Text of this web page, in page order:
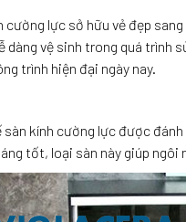
cường lực sở hữu vẻ đẹp
dàng vệ sinh trong quá trình
trình hiện đại ngày nay.
sàn kính cường lực được
tốt, loại sàn này giúp